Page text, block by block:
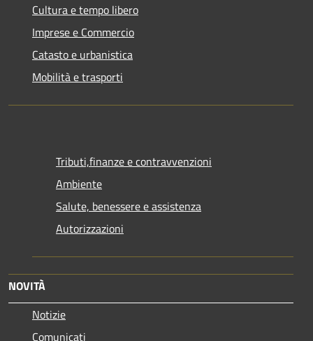
Cultura e tempo libero
Imprese e Commercio
Catasto e urbanistica
Mobilità e trasporti
Tributi,finanze e contravvenzioni
Ambiente
Salute, benessere e assistenza
Autorizzazioni
NOVITÀ
Notizie
Comunicati